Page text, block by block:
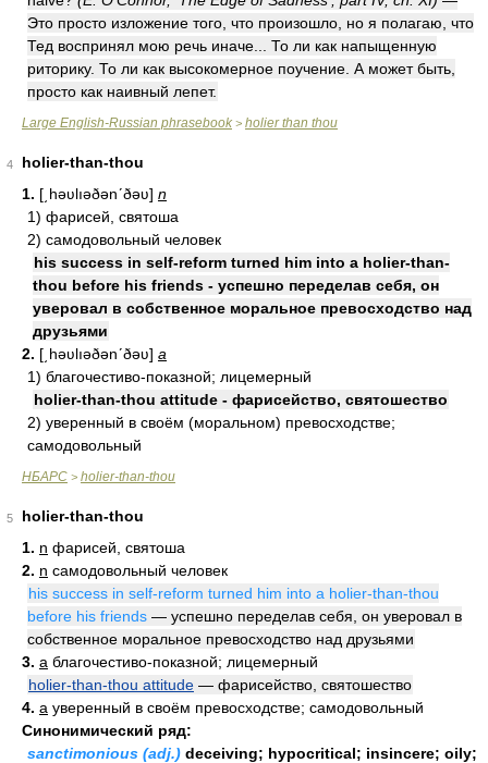
Это просто изложение того, что произошло, но я полагаю, что
Тед воспринял мою речь иначе... То ли как напыщенную
риторику. То ли как высокомерное поучение. А может быть,
просто как наивный лепет.
Large English-Russian phrasebook > holier than thou
4
holier-than-thou
1. [͵həʋlıəðənʹðəʋ] n
1) фарисей, святоша
2) самодовольный человек
his success in self-reform turned him into a holier-than-
thou before his friends - успешно переделав себя, он
уверовал в собственное моральное превосходство над
друзьями
2. [͵həʋlıəðənʹðəʋ] a
1) благочестиво-показной; лицемерный
holier-than-thou attitude - фарисейство, святошество
2) уверенный в своём (моральном) превосходстве;
самодовольный
НБАРС > holier-than-thou
5
holier-than-thou
1. n фарисей, святоша
2. n самодовольный человек
his success in self-reform turned him into a holier-than-thou
before his friends — успешно переделав себя, он уверовал в
собственное моральное превосходство над друзьями
3. a благочестиво-показной; лицемерный
holier-than-thou attitude — фарисейство, святошество
4. a уверенный в своём превосходстве; самодовольный
Синонимический ряд:
sanctimonious (adj.) deceiving; hypocritical; insincere; oily;